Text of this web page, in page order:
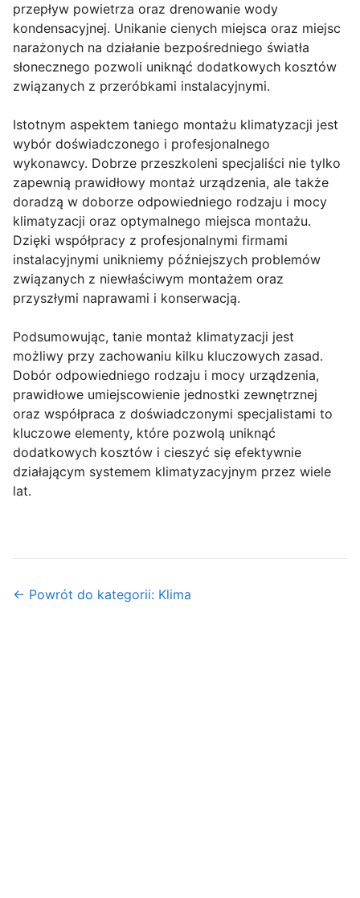
przepływ powietrza oraz drenowanie wody
kondensacyjnej. Unikanie cienych miejsca oraz miejsc
narażonych na działanie bezpośredniego światła
słonecznego pozwoli uniknąć dodatkowych kosztów
związanych z przeróbkami instalacyjnymi.
Istotnym aspektem taniego montażu klimatyzacji jest
wybór doświadczonego i profesjonalnego
wykonawcy. Dobrze przeszkoleni specjaliści nie tylko
zapewnią prawidłowy montaż urządzenia, ale także
doradzą w doborze odpowiedniego rodzaju i mocy
klimatyzacji oraz optymalnego miejsca montażu.
Dzięki współpracy z profesjonalnymi firmami
instalacyjnymi unikniemy późniejszych problemów
związanych z niewłaściwym montażem oraz
przyszłymi naprawami i konserwacją.
Podsumowując, tanie montaż klimatyzacji jest
możliwy przy zachowaniu kilku kluczowych zasad.
Dobór odpowiedniego rodzaju i mocy urządzenia,
prawidłowe umiejscowienie jednostki zewnętrznej
oraz współpraca z doświadczonymi specjalistami to
kluczowe elementy, które pozwolą uniknąć
dodatkowych kosztów i cieszyć się efektywnie
działającym systemem klimatyzacyjnym przez wiele
lat.
← Powrót do kategorii: Klima